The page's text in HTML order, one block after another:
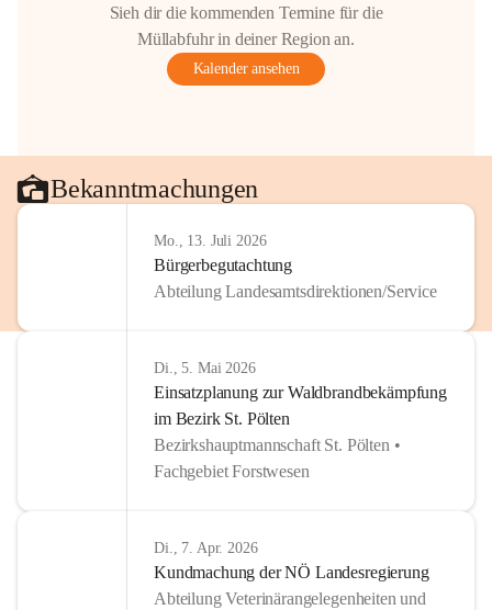
Sieh dir die kommenden Termine für die
Müllabfuhr in deiner Region an.
Kalender ansehen
Bekanntmachungen
Mo., 13. Juli 2026
Bürgerbegutachtung
Abteilung Landesamtsdirektionen/Service
Di., 5. Mai 2026
Einsatzplanung zur Waldbrandbekämpfung
im Bezirk St. Pölten
Bezirkshauptmannschaft St. Pölten •
Fachgebiet Forstwesen
Di., 7. Apr. 2026
Kundmachung der NÖ Landesregierung
Abteilung Veterinärangelegenheiten und